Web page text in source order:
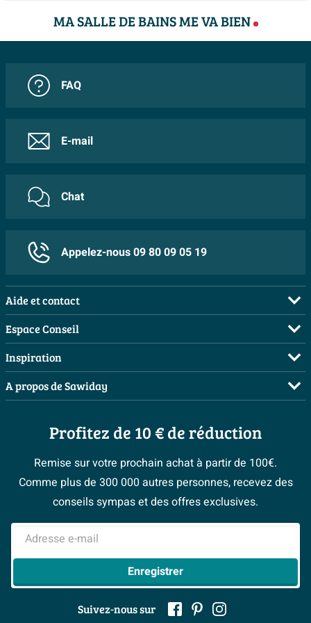
la pièce.
Dimensions : 160x46x50cm
Matériau : bois - chêne gris
MA SALLE DE BAINS ME VA BIEN
FAQ
E-mail
Chat
Appelez-nous 09 80 09 05 19
Aide et contact
FAQ
Commander
Payer
Livraison / retrait
Garantie & réclamations
Politique d’avis
> Service client
Espace Conseil
Demandez votre devis
Planificateur 3D
Les bons tuyaux
Inspiration
Salles de bains complètes
Inspiration toilettes
Moodboards
Magazine
#Mysawiday
> Inspiration salle de bains
A propos de Sawiday
Postes vacants
Sawiday PRO
Fevad
Ils parlent de nous
Mentions légales
Profitez de 10 € de réduction
Remise sur votre prochain achat à partir de 100€.
Comme plus de 300 000 autres personnes, recevez des
conseils sympas et des offres exclusives.
Adresse e-mail
Enregistrer
Suivez-nous sur